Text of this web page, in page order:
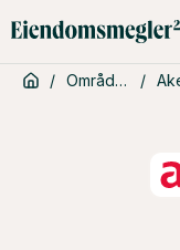
/ Områder /